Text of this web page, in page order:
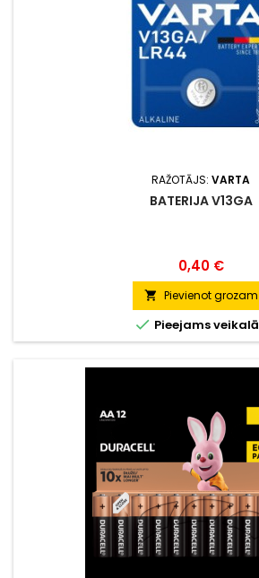
RAŽOTĀJS: VARTA
BATERIJA V13GA
Cena
0,40 €
 Pievienot grozam
 Pieejams veikalā